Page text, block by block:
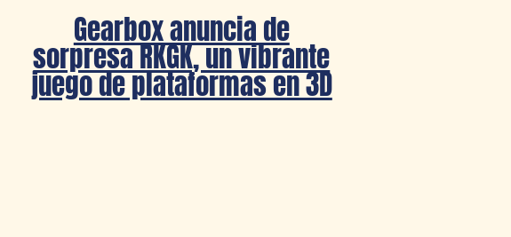
Gearbox anuncia de
sorpresa RKGK, un vibrante
juego de plataformas en 3D